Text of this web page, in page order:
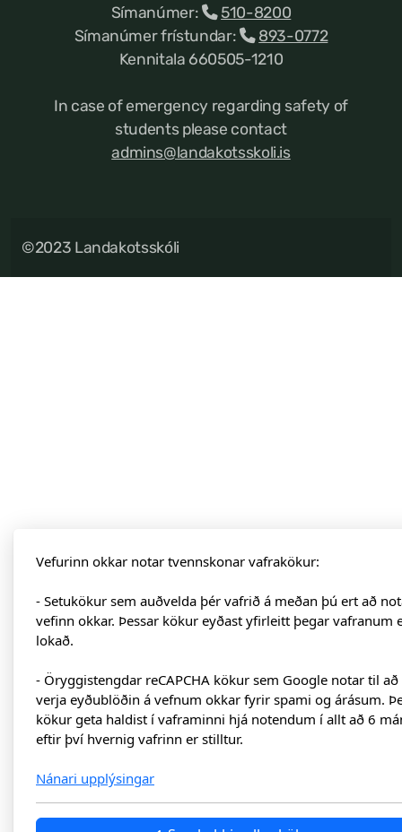
Símanúmer:
510-8200
Símanúmer frístundar:
893-0772
Kennitala 660505-1210
In case of emergency regarding safety of
students please contact
admins@landakotsskoli.is
©2023 Landakotsskóli
Vefurinn okkar notar tvennskonar vafrakökur:
- Setukökur sem auðvelda þér vafrið á meðan þú ert að
vefinn okkar. Þessar kökur eyðast yfirleitt þegar vafranum
lokað.
- Öryggistengdar reCAPCHA kökur sem Google notar til að
verja eyðublöðin á vefnum okkar fyrir spami og árásum.
kökur geta haldist í vaframinni hjá notendum í allt að 6
eftir því hvernig vafrinn er stilltur.
Nánari upplýsingar